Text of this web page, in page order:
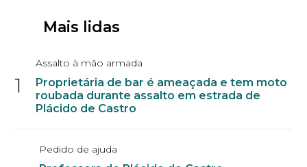
Mais lidas
1
Assalto à mão armada
Proprietária de bar é ameaçada e tem moto
roubada durante assalto em estrada de
Plácido de Castro
Pedido de ajuda